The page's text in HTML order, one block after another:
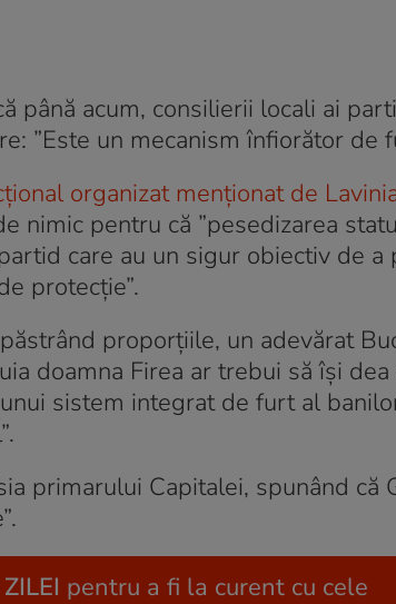
până acum, consilierii locali ai
”Este un mecanism înfiorător de
organizat menționat de
nimic pentru că ”pesedizarea
care au un sigur obiectiv de
protecție”.
proporțiile, un adevărat
doamna Firea ar trebui să își
sistem integrat de furt al
primarului Capitalei, spunând că
pentru a fi la curent cu cele